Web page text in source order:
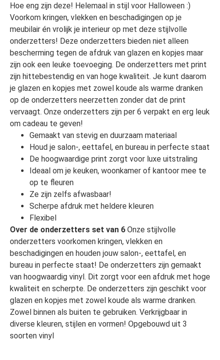
Hoe eng zijn deze! Helemaal in stijl voor Halloween :)
Voorkom kringen, vlekken en beschadigingen op je
meubilair én vrolijk je interieur op met deze stijlvolle
onderzetters! Deze onderzetters bieden niet alleen
bescherming tegen de afdruk van glazen en kopjes maar
zijn ook een leuke toevoeging. De onderzetters met print
zijn hittebestendig en van hoge kwaliteit. Je kunt daarom
je glazen en kopjes met zowel koude als warme dranken
op de onderzetters neerzetten zonder dat de print
vervaagt. Onze onderzetters zijn per 6 verpakt en erg leuk
om cadeau te geven!
Gemaakt van stevig en duurzaam materiaal
Houd je salon-, eettafel, en bureau in perfecte staat
De hoogwaardige print zorgt voor luxe uitstraling
Ideaal om je keuken, woonkamer of kantoor mee te
op te fleuren
Ze zijn zelfs afwasbaar!
Scherpe afdruk met heldere kleuren
Flexibel
Over de onderzetters set van 6 Onze stijlvolle
onderzetters voorkomen kringen, vlekken en
beschadigingen en houden jouw salon-, eettafel, en
bureau in perfecte staat! De onderzetters zijn gemaakt
van hoogwaardig vinyl. Dit zorgt voor een afdruk met hoge
kwaliteit en scherpte. De onderzetters zijn geschikt voor
glazen en kopjes met zowel koude als warme dranken.
Zowel binnen als buiten te gebruiken. Verkrijgbaar in
diverse kleuren, stijlen en vormen! Opgebouwd uit 3
soorten vinyl